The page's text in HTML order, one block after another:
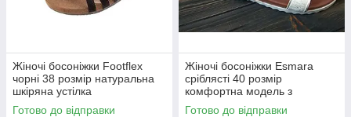
Жіночі босоніжки Footflex
чорні 38 розмір натуральна
шкіряна устілка
Готово до відправки
Жіночі босоніжки Esmara
сріблясті 40 розмір
комфортна модель з
анатомічною устілкою
Готово до відправки